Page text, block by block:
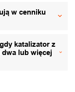
w cenniku
katalizator z
lub więcej